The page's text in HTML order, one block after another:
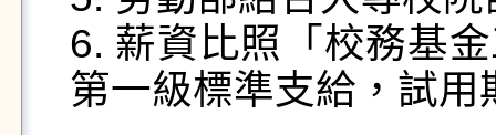
6. 薪資比照「校務基
第一級標準支給，試用